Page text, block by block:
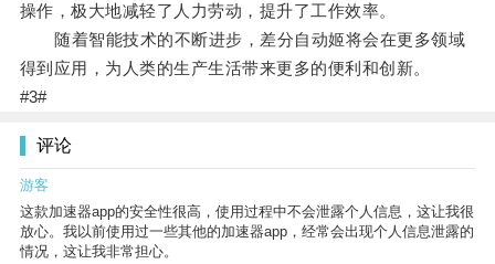
操作，极大地减轻了人力劳动，提升了工作效率。
随着智能技术的不断进步，差分自动姬将会在更多领域
得到应用，为人类的生产生活带来更多的便利和创新。
#3#
评论
游客
这款加速器app的安全性很高，使用过程中不会泄露个人信息，这让我很
放心。我以前使用过一些其他的加速器app，经常会出现个人信息泄露的
情况，这让我非常担心。